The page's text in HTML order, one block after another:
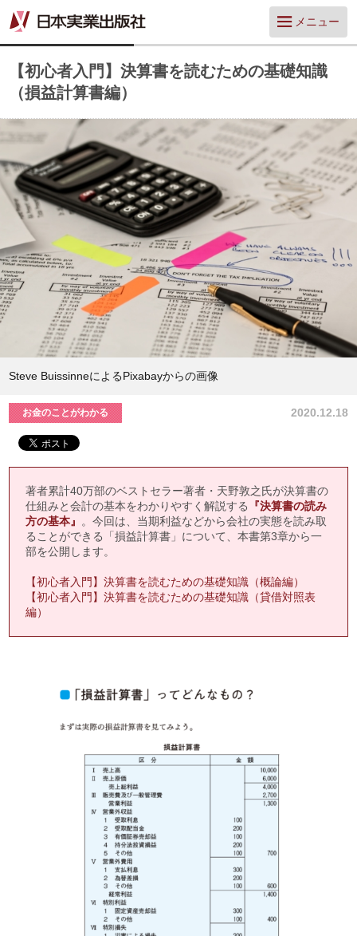
メニュー
【初心者入門】決算書を読むための基礎知識
（損益計算書編）
Steve BuissinneによるPixabayからの画像
2020.12.18
お金のことがわかる
著者累計40万部のベストセラー著者・天野敦之氏が決算書の
仕組みと会計の基本をわかりやすく解説する
『決算書の読み
方の基本』
。今回は、当期利益などから会社の実態を読み取
ることができる「損益計算書」について、本書第3章から一
部を公開します。
【初心者入門】決算書を読むための基礎知識（概論編）
【初心者入門】決算書を読むための基礎知識（貸借対照表
編）